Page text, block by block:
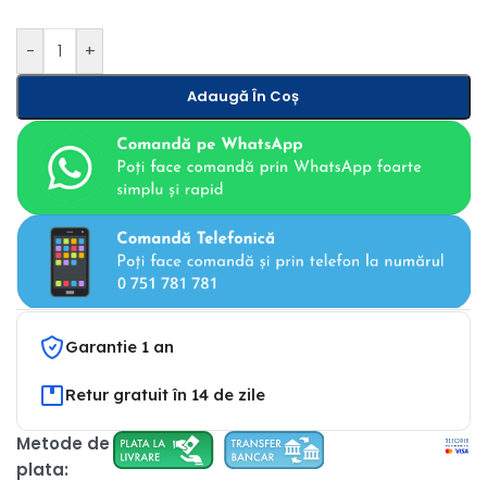
- +
Adaugă În Coș
Garantie 1 an
Retur gratuit în 14 de zile
Metode de
plata: